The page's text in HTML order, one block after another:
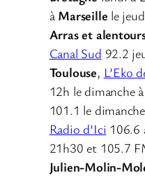
à Marseille le
Arras et
Canal Sud 92.2
Toulouse, L’Eko
12h le dimanche à
101.1 le
Radio d’Ici 106.6
21h30 et 105.7
Julien-Molin-